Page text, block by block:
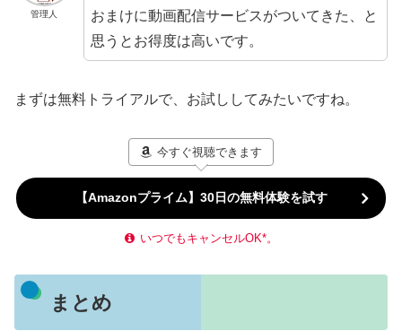
管理人
おまけに動画配信サービスがついてきた、と
思うとお得度は高いです。
まずは無料トライアルで、お試ししてみたいですね。
今すぐ視聴できます
【Amazonプライム】30日の無料体験を試す
いつでもキャンセルOK*。
まとめ